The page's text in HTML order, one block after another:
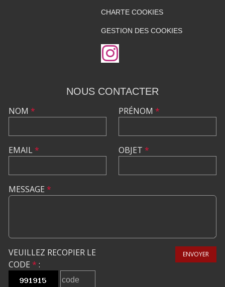
CHARTE COOKIES
GESTION DES COOKIES
NOUS CONTACTER
NOM *
EMAIL*
PRÉNOM *
OBJET *
MESSAGE *
VEUILLEZ RECOPIER LE
CODE * :
ENVOYER